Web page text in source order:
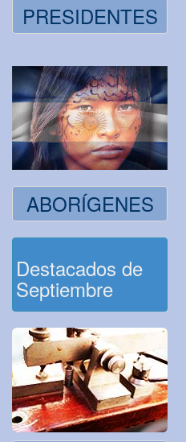
PRESIDENTES
ABORÍGENES
Destacados de
Septiembre